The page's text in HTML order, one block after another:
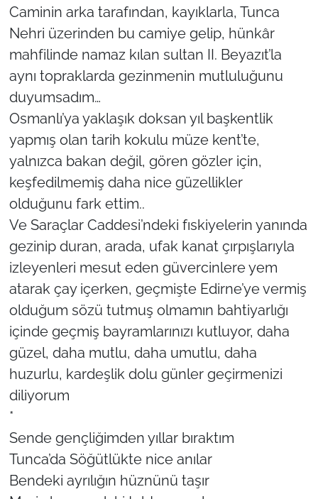
Caminin arka tarafından, kayıklarla, Tunca
Nehri üzerinden bu camiye gelip, hünkâr
mahfilinde namaz kılan sultan II. Beyazıt’la
aynı topraklarda gezinmenin mutluluğunu
duyumsadım…
Osmanlı’ya yaklaşık doksan yıl başkentlik
yapmış olan tarih kokulu müze kent’te,
yalnızca bakan değil, gören gözler için,
keşfedilmemiş daha nice güzellikler
olduğunu fark ettim..
Ve Saraçlar Caddesi’ndeki fıskiyelerin yanında
gezinip duran, arada, ufak kanat çırpışlarıyla
izleyenleri mesut eden güvercinlere yem
atarak çay içerken, geçmişte Edirne’ye vermiş
olduğum sözü tutmuş olmamın bahtiyarlığı
içinde geçmiş bayramlarınızı kutluyor, daha
güzel, daha mutlu, daha umutlu, daha
huzurlu, kardeşlik dolu günler geçirmenizi
diliyorum
*
Sende gençliğimden yıllar bıraktım
Tunca’da Söğütlükte nice anılar
Bendeki ayrılığın hüznünü taşır